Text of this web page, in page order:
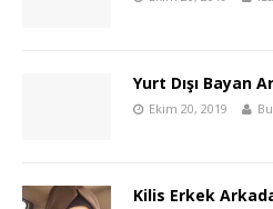
Yurt Dışı Bayan
Ekim 20, 2019
Kilis Erkek